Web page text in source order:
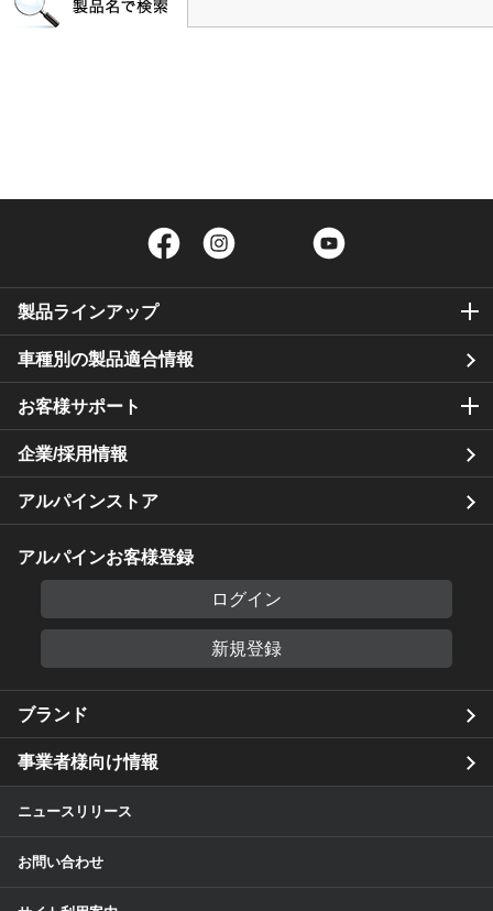
Facebook Twitter
製品ラインアップ
車種別の製品適合情報
お客様サポート
企業/採用情報
アルパインストア
アルパインお客様登録
ログイン
新規登録
ブランド
事業者様向け情報
ニュースリリース
お問い合わせ